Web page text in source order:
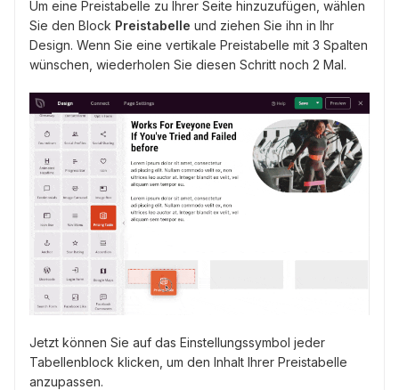
Um eine Preistabelle zu Ihrer Seite hinzuzufügen, wählen
Sie den Block Preistabelle und ziehen Sie ihn in Ihr
Design. Wenn Sie eine vertikale Preistabelle mit 3 Spalten
wünschen, wiederholen Sie diesen Schritt noch 2 Mal.
Jetzt können Sie auf das Einstellungssymbol jeder
Tabellenblock klicken, um den Inhalt Ihrer Preistabelle
anzupassen.